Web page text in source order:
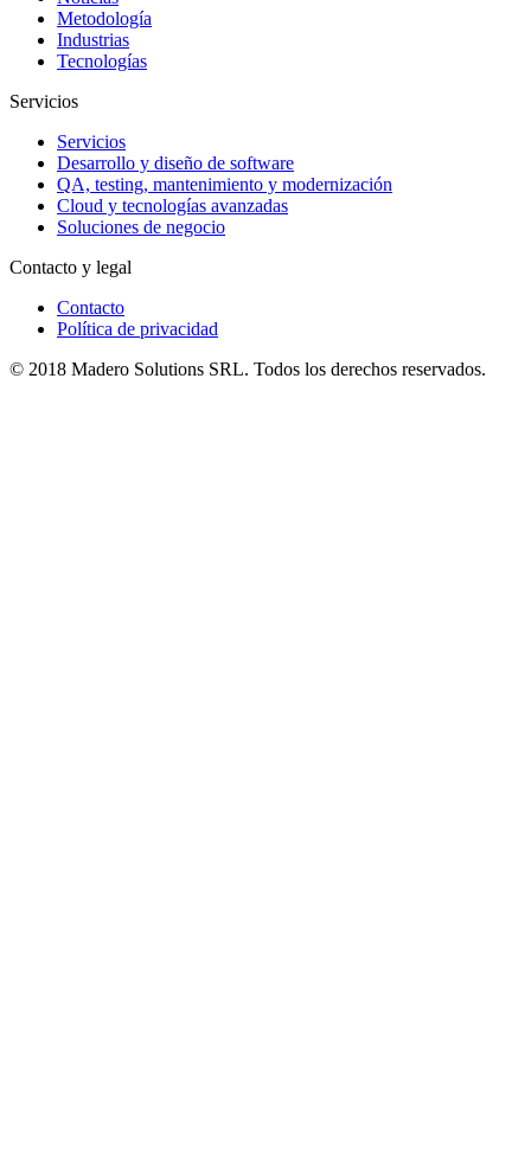
Metodología
Industrias
Tecnologías
Servicios
Servicios
Desarrollo y diseño de software
QA, testing, mantenimiento y modernización
Cloud y tecnologías avanzadas
Soluciones de negocio
Contacto y legal
Contacto
Política de privacidad
© 2018 Madero Solutions SRL. Todos los derechos reservados.